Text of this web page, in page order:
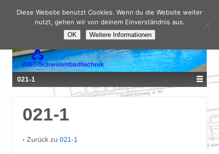
021-1
021-1
‹ Zurück zu 021-1
Diese Website benutzt Cookies. Wenn du die Website weiter
nutzt, gehen wir von deinem Einverständnis aus.
OK Weitere Informationen